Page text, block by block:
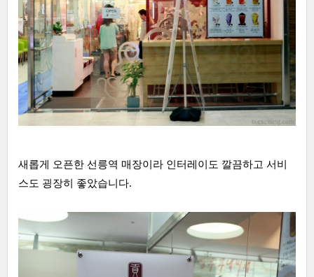
새롭게 오픈한 선릉역 매장이라 인터레이도 깔끔하고 서비
스도 굉장히 좋았습니다.